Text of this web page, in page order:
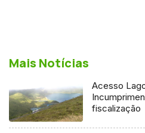
Mais Notícias
Acesso
fiscalização